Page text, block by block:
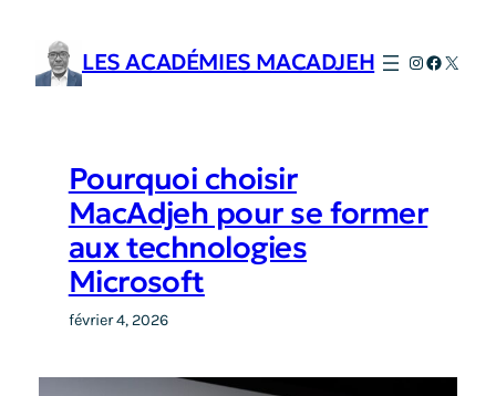
contenu
LES ACADÉMIES MACADJEH Instagram
X
Pourquoi choisir
MacAdjeh pour se former
aux technologies
Microsoft
février 4, 2026